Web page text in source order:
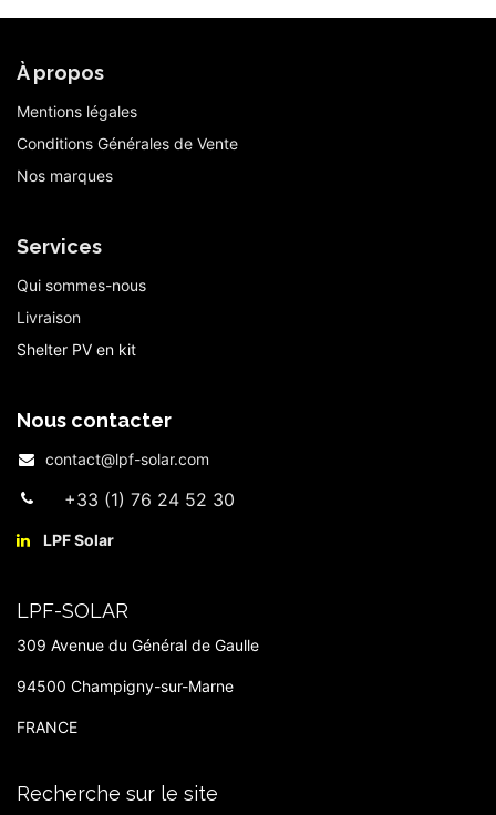
À propos
Mentions légales
Conditions Générales de Vente
Nos marques
Services
Qui sommes-nous
Livraison
Shelter PV en kit
Nous contacter
contact@lpf-solar.com
+33 (1) 76 24 52 30
LPF Solar​
LPF-SOLAR
309 Avenue du Général de Gaulle
94500 Champigny-sur-Marne
FRANCE
Recherche sur le site